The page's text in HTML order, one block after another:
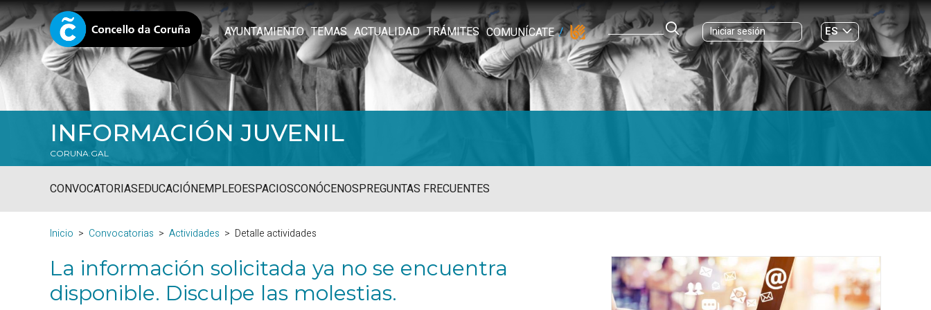
AYUNTAMIENTO TEMAS ACTUALIDAD TRÁMITES COMUNÍCATE Iniciar sesión
ES
GL
INFORMACIÓN JUVENIL
CORUNA.GAL
CONVOCATORIASEDUCACIÓNEMPLEOESPACIOSCONÓCENOSPREGUNTAS FRECUENTES
Inicio Convocatorias Actividades Detalle actividades
La información solicitada ya no se encuentra
disponible. Disculpe las molestias.